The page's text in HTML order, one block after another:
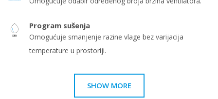
Program sušenja
Omogućuje smanjenje razine vlage bez varijacija
temperature u prostoriji.
SHOW MORE